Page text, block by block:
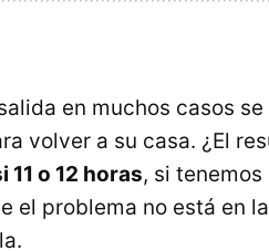
en muchos casos
volver a su casa. ¿El
o 12 horas, si
el problema no está en